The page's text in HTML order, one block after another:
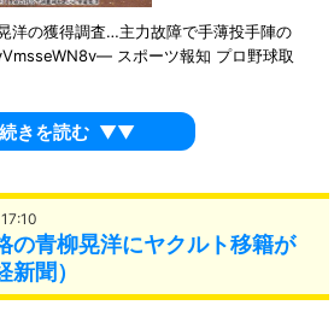
洋の獲得調査…主力故障で手薄投手陣の
スポーツ報知 プロ野球取
続きを読む ▼▼
の青柳晃洋にヤクルト移籍が
新聞）